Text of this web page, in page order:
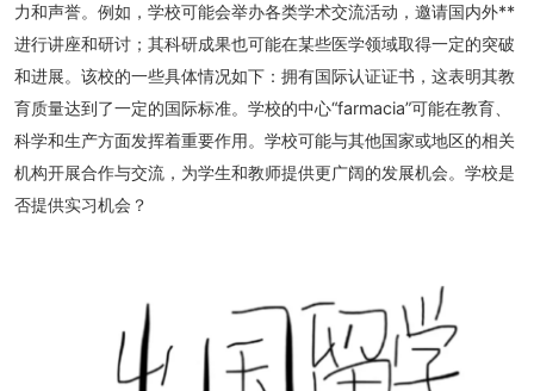
力和声誉。例如，学校可能会举办各类学术交流活动，邀请国内外**
进行讲座和研讨；其科研成果也可能在某些医学领域取得一定的突破
和进展。该校的一些具体情况如下：拥有国际认证证书，这表明其教
育质量达到了一定的国际标准。学校的中心“farmacia”可能在教育、
科学和生产方面发挥着重要作用。学校可能与其他国家或地区的相关
机构开展合作与交流，为学生和教师提供更广阔的发展机会。学校是
否提供实习机会？